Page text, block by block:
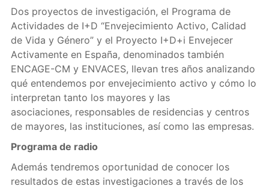
Dos proyectos de investigación, el Programa de
Actividades de I+D “Envejecimiento Activo, Calidad
de Vida y Género” y el Proyecto I+D+i Envejecer
Activamente en España, denominados también
ENCAGE-CM y ENVACES, llevan tres años analizando
qué entendemos por envejecimiento activo y cómo lo
interpretan tanto los mayores y las
asociaciones, responsables de residencias y centros
de mayores, las instituciones, así como las empresas.
Programa de radio
Además tendremos oportunidad de conocer los
resultados de estas investigaciones a través de los